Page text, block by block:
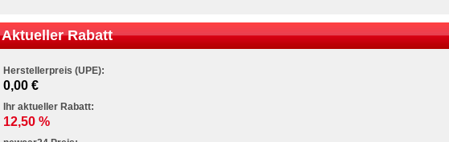
Aktueller Rabatt
Herstellerpreis (UPE):
0,00 €
Ihr aktueller Rabatt:
12,50 %